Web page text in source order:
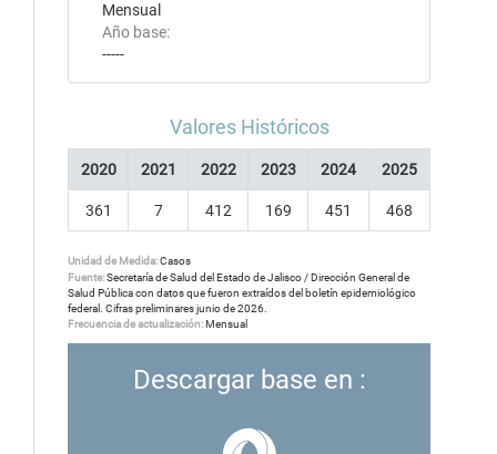
Mensual
Año base:
-----
Valores Históricos
2020 2021 2022 2023 2024 2025
361 7 412 169 451 468
Unidad de Medida:Casos
Fuente:Secretaría de Salud del Estado de Jalisco / Dirección General de
Salud Pública con datos que fueron extraídos del boletín epidemiológico
federal. Cifras preliminares junio de 2026.
Frecuencia de actualización:Mensual
Descargar base en :